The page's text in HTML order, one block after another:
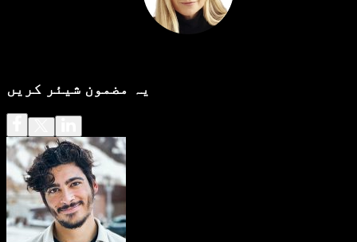
یہ مضمون شیئر کریں